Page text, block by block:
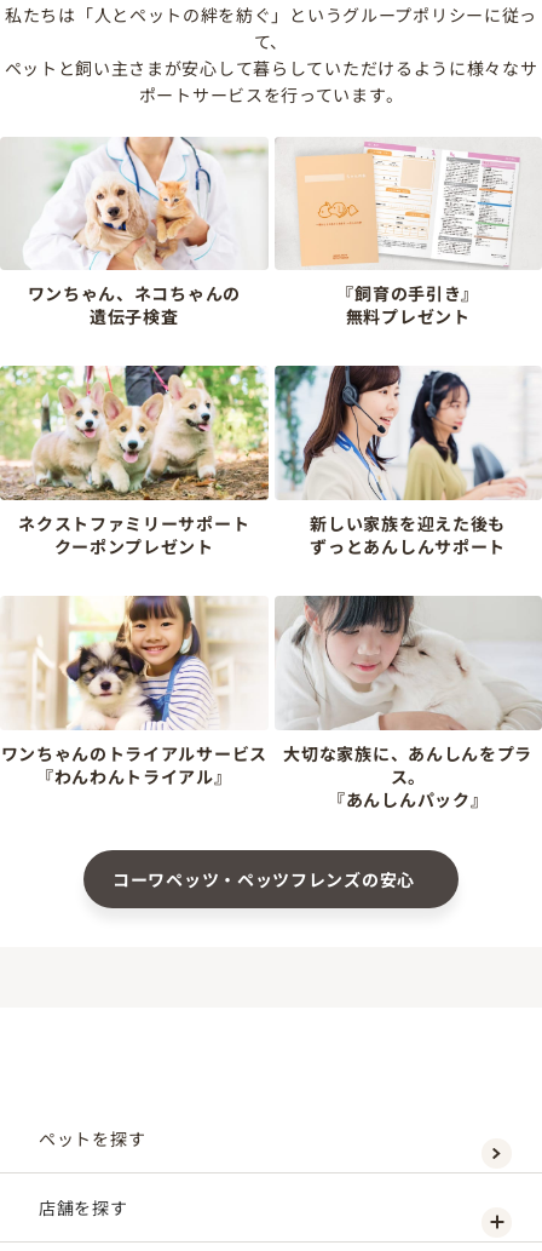
私たちは「人とペットの絆を紡ぐ」というグループポリシーに従っ
て、
ペットと飼い主さまが安心して暮らしていただけるように様々なサ
ポートサービスを行っています。
ワンちゃん、ネコちゃんの
遺伝子検査
『飼育の手引き』
無料プレゼント
ネクストファミリーサポート
クーポンプレゼント
新しい家族を迎えた後も
ずっとあんしんサポート
ワンちゃんのトライアルサービス
『わんわんトライアル』
大切な家族に、あんしんをプラ
ス。
『あんしんパック』
コーワペッツ・ペッツフレンズの安心
ペットを探す
店舗を探す